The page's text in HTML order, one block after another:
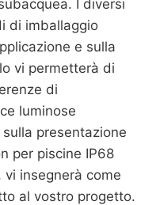
I diversi
di imballaggio
e sulla
vi permetterà di
di
luminose
presentazione
per piscine IP68
insegnerà come
al vostro progetto.